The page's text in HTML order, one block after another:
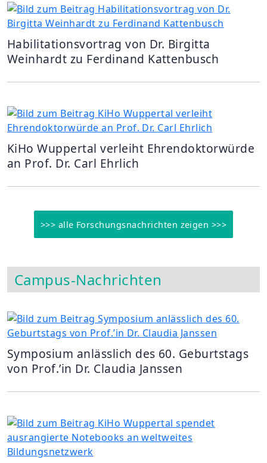
Habilitationsvortrag von Dr. Birgitta
Weinhardt zu Ferdinand Kattenbusch
KiHo Wuppertal verleiht Ehrendoktorwürde
an Prof. Dr. Carl Ehrlich
>>> alle Forschungsnachrichten zeigen >>>
Campus-Nachrichten
Symposium anlässlich des 60. Geburtstags
von Prof.’in Dr. Claudia Janssen